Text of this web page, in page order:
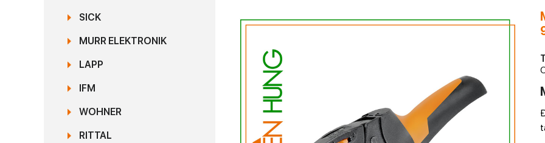
SICK
MURR ELEKTRONIK
LAPP
IFM
WOHNER
RITTAL